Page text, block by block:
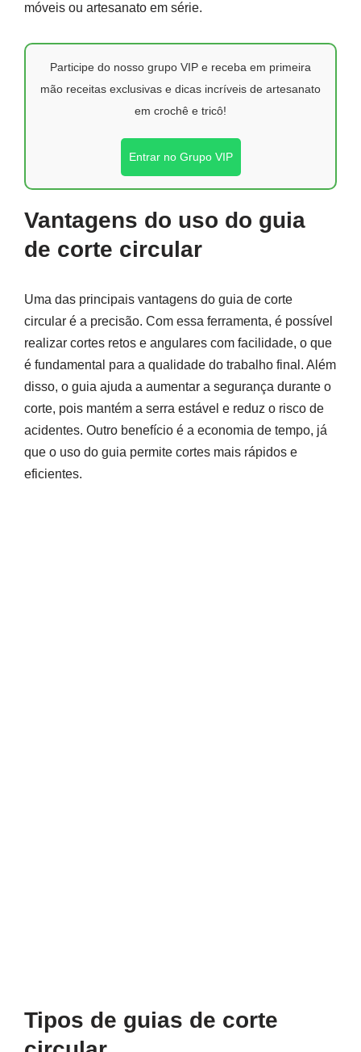
móveis ou artesanato em série.
Participe do nosso grupo VIP e receba em primeira
mão receitas exclusivas e dicas incríveis de artesanato
em crochê e tricô!
Entrar no Grupo VIP
Vantagens do uso do guia
de corte circular
Uma das principais vantagens do guia de corte
circular é a precisão. Com essa ferramenta, é possível
realizar cortes retos e angulares com facilidade, o que
é fundamental para a qualidade do trabalho final. Além
disso, o guia ajuda a aumentar a segurança durante o
corte, pois mantém a serra estável e reduz o risco de
acidentes. Outro benefício é a economia de tempo, já
que o uso do guia permite cortes mais rápidos e
eficientes.
Tipos de guias de corte